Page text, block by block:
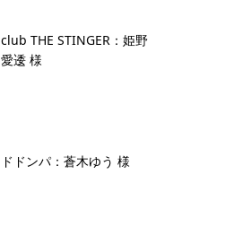
club THE STINGER：姫野
愛逶 様
ドドンパ：蒼木ゆう 様